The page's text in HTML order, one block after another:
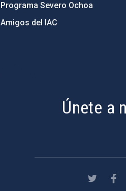
Programa Severo Ochoa
Amigos del IAC
Únete a